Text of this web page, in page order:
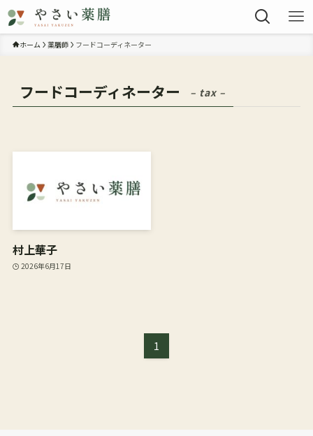
ホーム 薬膳師 フードコーディネーター
フードコーディネーター – tax –
村上華子
2026年6月17日
1